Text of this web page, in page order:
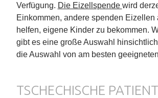
Verfügung. Die Eizellspende wird
Einkommen, andere spenden
helfen, eigene Kinder zu bekommen.
gibt es eine große Auswahl
die Auswahl von am besten
TSCHECHISCHE